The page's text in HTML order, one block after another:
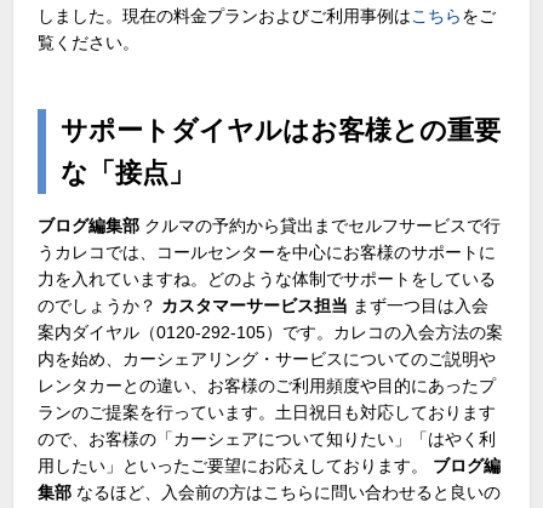
しました。現在の料金プランおよびご利用事例はこちらをご
覧ください。
サポートダイヤルはお客様との重要
な「接点」
ブログ編集部 クルマの予約から貸出までセルフサービスで行
うカレコでは、コールセンターを中心にお客様のサポートに
力を入れていますね。どのような体制でサポートをしている
のでしょうか？ カスタマーサービス担当 まず一つ目は入会
案内ダイヤル（0120-292-105）です。カレコの入会方法の案
内を始め、カーシェアリング・サービスについてのご説明や
レンタカーとの違い、お客様のご利用頻度や目的にあったプ
ランのご提案を行っています。土日祝日も対応しております
ので、お客様の「カーシェアについて知りたい」「はやく利
用したい」といったご要望にお応えしております。 ブログ編
集部 なるほど、入会前の方はこちらに問い合わせると良いの